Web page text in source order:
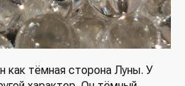
как тёмная сторона Луны. У